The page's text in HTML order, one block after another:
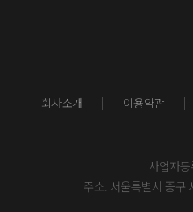
회사소개 이용약관
사업자
주소: 서울특별시 중구